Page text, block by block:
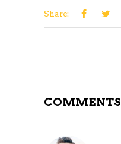
Share:
COMMENTS